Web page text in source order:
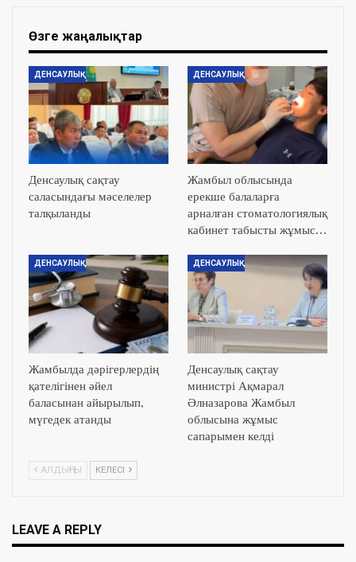
Өзге жаңалықтар
ДЕНСАУЛЫҚ
Денсаулық сақтау
саласындағы мәселелер
талқыланды
ДЕНСАУЛЫҚ
Жамбыл облысында
ерекше балаларға
арналған стоматологиялық
кабинет табысты жұмыс…
ДЕНСАУЛЫҚ
Жамбылда дәрігерлердің
қателігінен әйел
баласынан айырылып,
мүгедек атанды
ДЕНСАУЛЫҚ
Денсаулық сақтау
министрі Ақмарал
Әлназарова Жамбыл
облысына жұмыс
сапарымен келді
АЛДЫҢҒЫ КЕЛЕСІ
LEAVE A REPLY